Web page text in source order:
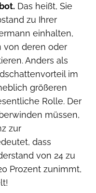
Das heißt, Sie
zu Ihrer
einhalten,
von deren oder
Anders als
im
größeren
Rolle. Der
müssen,
zur
dass
von 24 zu
Prozent zunimmt,